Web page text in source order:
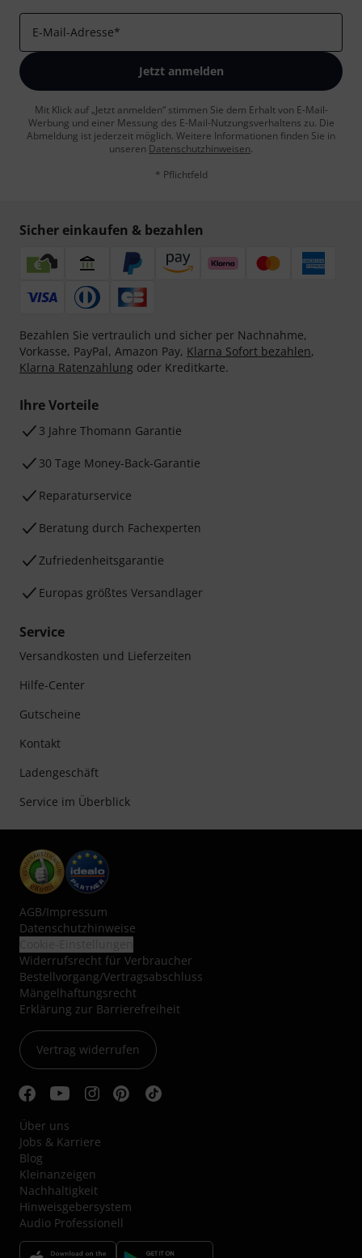
E-Mail-Adresse*
Jetzt anmelden
Mit Klick auf „Jetzt anmelden“ stimmen Sie dem Erhalt von E-Mail-
Werbung und einer Messung des E-Mail-Nutzungsverhaltens zu. Die
Abmeldung ist jederzeit möglich. Weitere Informationen finden Sie in
unseren Datenschutzhinweisen.
* Pflichtfeld
Sicher einkaufen & bezahlen
Bezahlen Sie vertraulich und sicher per Nachnahme,
Vorkasse, PayPal, Amazon Pay, Klarna Sofort bezahlen,
Klarna Ratenzahlung oder Kreditkarte.
Ihre Vorteile
3 Jahre Thomann Garantie
30 Tage Money-Back-Garantie
Reparaturservice
Beratung durch Fachexperten
Zufriedenheitsgarantie
Europas größtes Versandlager
Service
Versandkosten und Lieferzeiten
Hilfe-Center
Gutscheine
Kontakt
Ladengeschäft
Service im Überblick
AGB/Impressum
Datenschutzhinweise
Widerrufsrecht für Verbraucher
Bestellvorgang/Vertragsabschluss
Mängelhaftungsrecht
Erklärung zur Barrierefreiheit
Vertrag widerrufen
Über uns
Jobs & Karriere
Blog
Kleinanzeigen
Nachhaltigkeit
Hinweisgebersystem
Audio Professionell